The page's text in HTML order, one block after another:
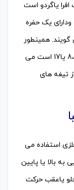
یاگردو است
یک حفره
همینطور
دارای یک یا چند تیغه ی فلزی که تقریبا 6 ،8،12 یا17 است می
تیغه های
استفاده می
بالا یا پایین
یاعقب حرکت